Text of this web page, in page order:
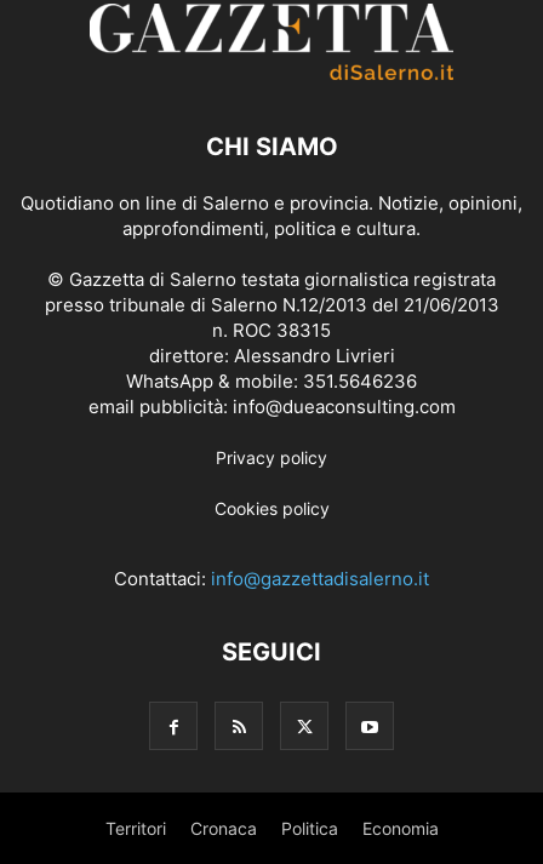
CHI SIAMO
Quotidiano on line di Salerno e provincia. Notizie, opinioni,
approfondimenti, politica e cultura.
© Gazzetta di Salerno testata giornalistica registrata
presso tribunale di Salerno N.12/2013 del 21/06/2013
n. ROC 38315
direttore: Alessandro Livrieri
WhatsApp & mobile: 351.5646236
email pubblicità: info@dueaconsulting.com
Privacy policy
Cookies policy
Contattaci: info@gazzettadisalerno.it
SEGUICI
Territori Cronaca Politica Economia